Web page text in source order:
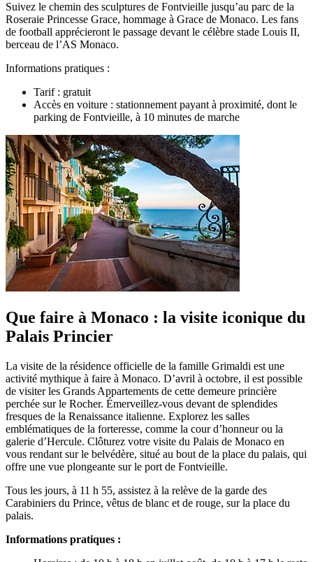
Suivez le chemin des sculptures de Fontvieille jusqu’au parc de la
Roseraie Princesse Grace, hommage à Grace de Monaco. Les fans
de football apprécieront le passage devant le célèbre stade Louis II,
berceau de l’AS Monaco.
Informations pratiques :
Tarif : gratuit
Accès en voiture : stationnement payant à proximité, dont le
parking de Fontvieille, à 10 minutes de marche
Que faire à Monaco : la visite iconique du
Palais Princier
La visite de la résidence officielle de la famille Grimaldi est une
activité mythique à faire à Monaco. D’avril à octobre, il est possible
de visiter les Grands Appartements de cette demeure princière
perchée sur le Rocher. Émerveillez-vous devant de splendides
fresques de la Renaissance italienne. Explorez les salles
emblématiques de la forteresse, comme la cour d’honneur ou la
galerie d’Hercule. Clôturez votre visite du Palais de Monaco en
vous rendant sur le belvédère, situé au bout de la place du palais, qui
offre une vue plongeante sur le port de Fontvieille.
Tous les jours, à 11 h 55, assistez à la relève de la garde des
Carabiniers du Prince, vêtus de blanc et de rouge, sur la place du
palais.
Informations pratiques :